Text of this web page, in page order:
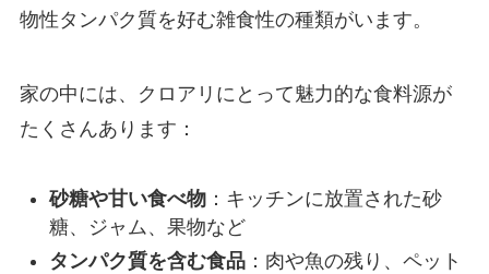
物性タンパク質を好む雑食性の種類がいます。
家の中には、クロアリにとって魅力的な食料源が
たくさんあります：
砂糖や甘い食べ物：キッチンに放置された砂
糖、ジャム、果物など
タンパク質を含む食品：肉や魚の残り、ペット